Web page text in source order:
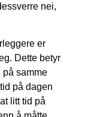
nei,
er
Dette betyr
på samme
på dagen
litt tid på